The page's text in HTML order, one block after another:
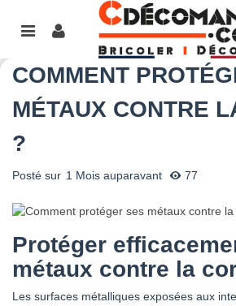
COMMENT
MÉTAUX CONTRE
?
Posté sur 1 Mois auparavant 77
Protéger
métaux contre la
Les surfaces métalliques exposées aux